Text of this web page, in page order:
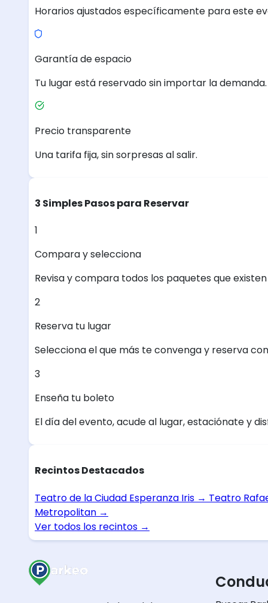
Horarios ajustados específicamente para este
Garantía de espacio
Tu lugar está reservado sin importar la demanda.
Precio transparente
Una tarifa fija, sin sorpresas al salir.
3 Simples Pasos para Reservar
1
Compara y selecciona
Revisa y compara todos los paquetes que
2
Reserva tu lugar
Selecciona el que más te convenga y reserva
3
Enseña tu boleto
El día del evento, acude al lugar, estaciónate y
Recintos Destacados
Teatro de la Ciudad Esperanza Iris → Teatro
Metropolitan →
Ver todos los recintos →